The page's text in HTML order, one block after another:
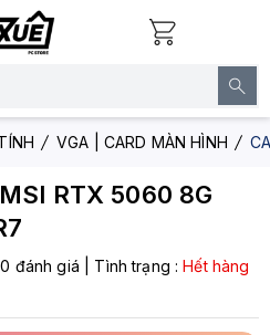
VGA | CARD MÀN HÌNH
RTX 5060 8G
0 đánh giá Tình trạng :Hết hàng